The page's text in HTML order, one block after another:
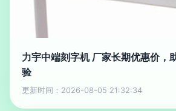
力宇中端刻字机 厂家长期优惠价，
验
更新时间：2026-08-05 21:32:34